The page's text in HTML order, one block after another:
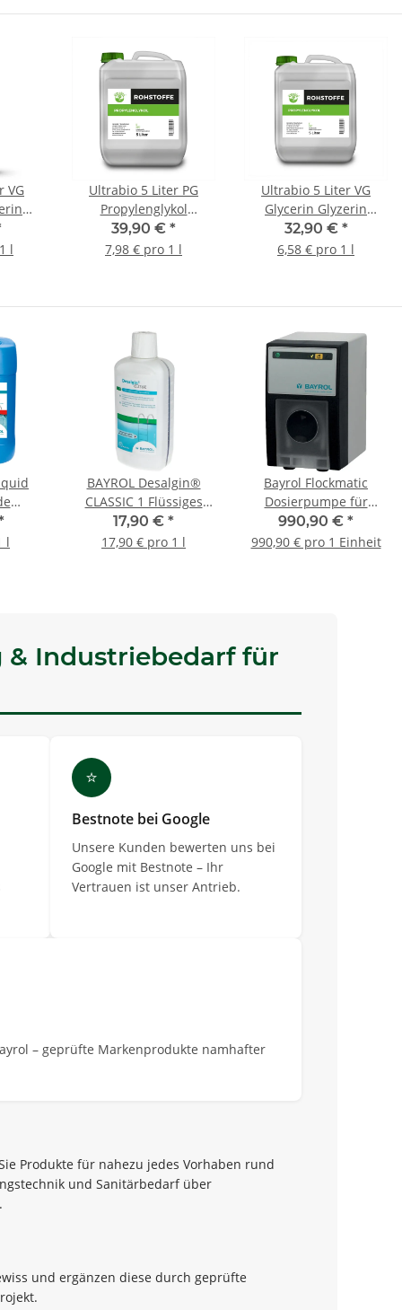
VG
l
Ultrabio 5 Liter PG
Propylenglykol
Propylene Glycol
39,90 € *
7,98 € pro 1 l
Ultrabio 5 Liter VG
Glycerin Glyzerin
Rohstoff
32,90 € *
6,58 € pro 1 l
L
l
BAYROL Desalgin®
CLASSIC 1 Flüssiges
Anti-Algen-Konzentrat1
L
17,90 € *
17,90 € pro 1 l
Bayrol Flockmatic
Dosierpumpe für
Flockmittel
990,90 € *
990,90 € pro 1 Einheit
& Industriebedarf für
⭐
Bestnote bei Google
Unsere Kunden bewerten uns bei
Google mit Bestnote – Ihr
Vertrauen ist unser Antrieb.
– geprüfte Markenprodukte namhafter
Produkte für nahezu jedes Vorhaben rund
und Sanitärbedarf über
und ergänzen diese durch geprüfte